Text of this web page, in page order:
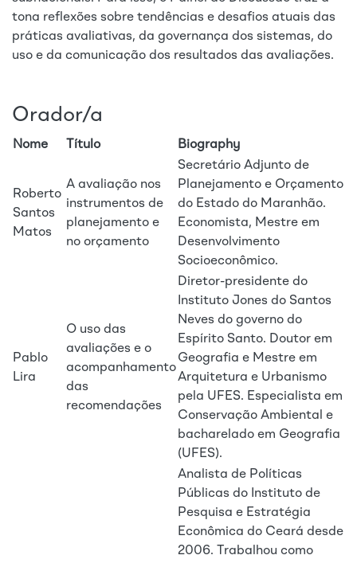
tona reflexões sobre tendências e desafios atuais das
práticas avaliativas, da governança dos sistemas, do
uso e da comunicação dos resultados das avaliações.
Orador/a
Nome Título Biography
Roberto
Santos
Matos
A avaliação nos
instrumentos de
planejamento e
no orçamento
Secretário Adjunto de
Planejamento e Orçamento
do Estado do Maranhão.
Economista, Mestre em
Desenvolvimento
Socioeconômico.
Pablo
Lira
O uso das
avaliações e o
acompanhamento
das
recomendações
Diretor-presidente do
Instituto Jones do Santos
Neves do governo do
Espírito Santo. Doutor em
Geografia e Mestre em
Arquitetura e Urbanismo
pela UFES. Especialista em
Conservação Ambiental e
bacharelado em Geografia
(UFES).
Analista de Políticas
Públicas do Instituto de
Pesquisa e Estratégia
Econômica do Ceará desde
2006. Trabalhou como